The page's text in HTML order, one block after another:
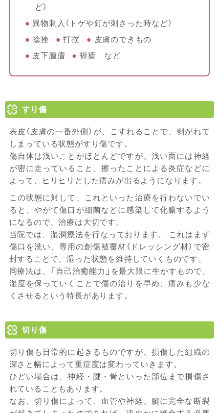
ど）
異物刺入（トゲや釘が刺さった時など）
捻挫
打撲
皮膚のできもの
皮下腫瘤
褥瘡 など
すり傷
表皮（皮膚の一番外側）が、こすれることで、剥がれて
しまっている状態がすり傷です。
傷自体は浅いことがほとんどですが、浅い面には神経
が密に走っていること、擦ったことによる炎症などに
よって、ヒリヒリとした痛みが出るようになります。
この状態に対して、これといった治療を行わないでい
ると、やがて傷口が細菌などに感染して化膿するよう
になるので、治療は大切です。
当院では、湿潤療法を行なっております。 これはまず
傷口を洗い、専用の創傷被覆材（ドレッシング材）で密
封することで、湿った状態を維持していくものです。
同療法は、「自己治癒能力」を最大限に生かすもので、
湿度を保っていくことで傷の治りを早め、痛みも少な
くさせるという特長があります。
切り傷
切り傷も日常的に起きるものですが、損傷した組織の
深さと幅によって重症度は変わっていきます。
ひどい場合は、神経・腱・骨といった部位まで損傷さ
れていることもあります。
なお、切り傷によって、血管や神経、腱に完全な断裂